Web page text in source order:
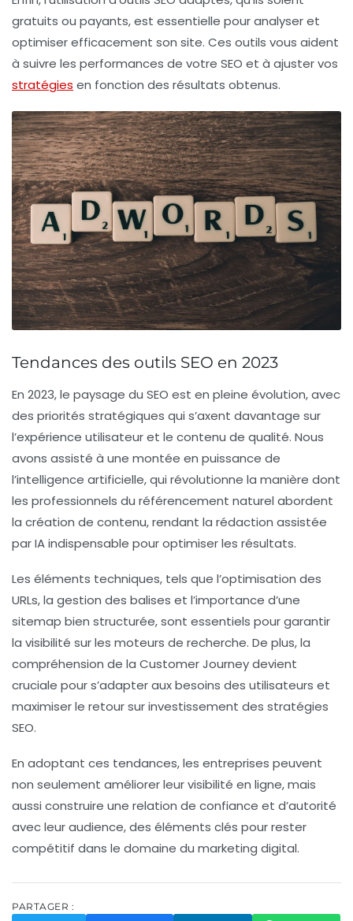
gratuits ou payants, est essentielle pour analyser et
optimiser efficacement son site. Ces outils vous aident
à suivre les performances de votre SEO et à ajuster vos
stratégies en fonction des résultats obtenus.
Tendances des outils SEO en 2023
En 2023, le paysage du SEO est en pleine évolution, avec
des priorités stratégiques qui s’axent davantage sur
l’expérience utilisateur et le contenu de qualité. Nous
avons assisté à une montée en puissance de
l’intelligence artificielle, qui révolutionne la manière dont
les professionnels du référencement naturel abordent
la création de contenu, rendant la rédaction assistée
par IA indispensable pour optimiser les résultats.
Les éléments techniques, tels que l’optimisation des
URLs, la gestion des balises et l’importance d’une
sitemap bien structurée, sont essentiels pour garantir
la visibilité sur les moteurs de recherche. De plus, la
compréhension de la Customer Journeydevient
cruciale pour s’adapter aux besoins des utilisateurs et
maximiser le retour sur investissement des stratégies
SEO.
En adoptant ces tendances, les entreprises peuvent
non seulement améliorer leur visibilité en ligne, mais
aussi construire une relation de confiance et d’autorité
avec leur audience, des éléments clés pour rester
compétitif dans le domaine du marketing digital.
PARTAGER :